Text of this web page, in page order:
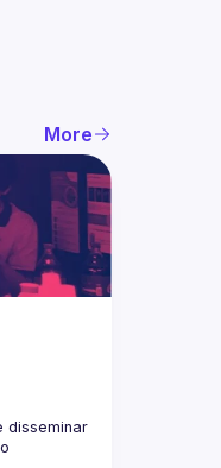
More
disseminar